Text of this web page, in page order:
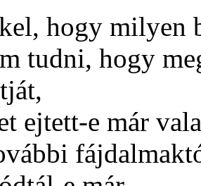
hogy
tudni, hogy
ejtett-e már